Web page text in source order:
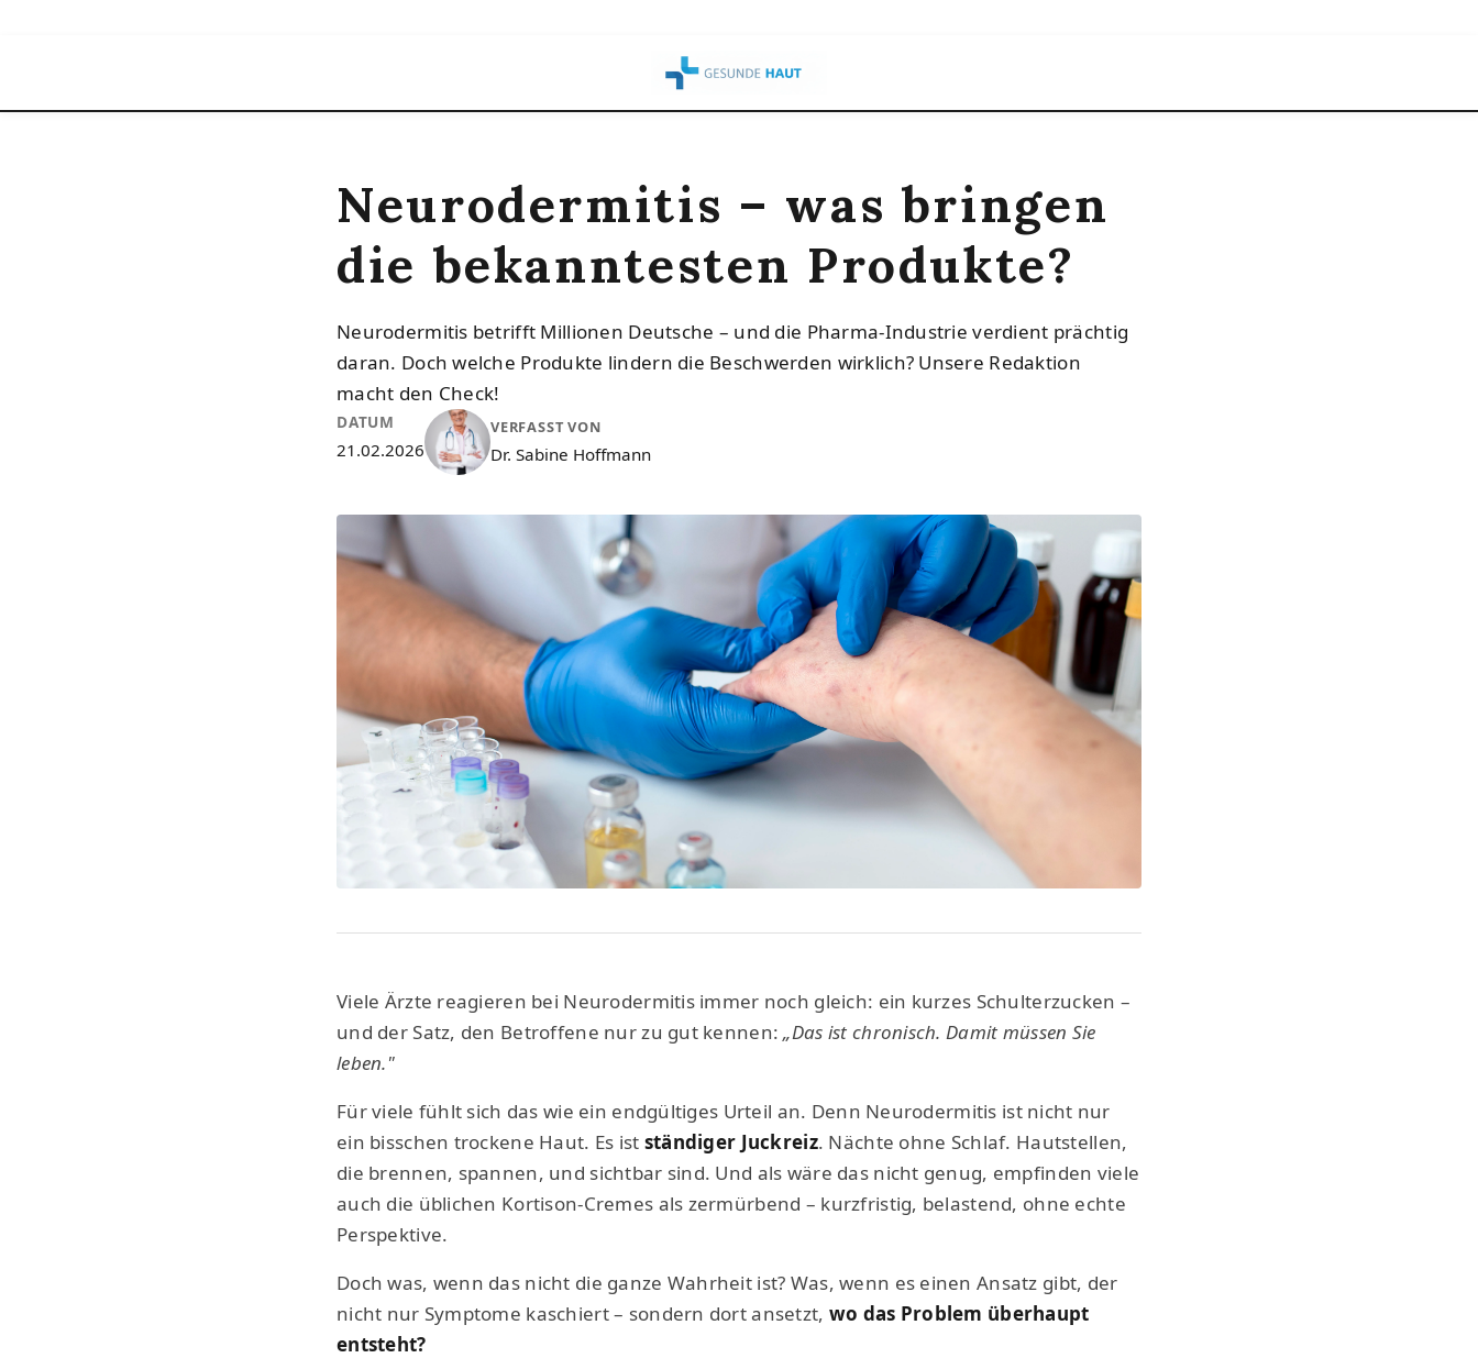
Neurodermitis – was bringen
die bekanntesten Produkte?
Neurodermitis betrifft Millionen Deutsche – und die Pharma-Industrie verdient prächtig
daran. Doch welche Produkte lindern die Beschwerden wirklich? Unsere Redaktion
macht den Check!
DATUM
21.02.2026
VERFASST VON
Dr. Sabine Hoffmann
Viele Ärzte reagieren bei Neurodermitis immer noch gleich: ein kurzes Schulterzucken –
und der Satz, den Betroffene nur zu gut kennen:„Das ist chronisch. Damit müssen Sie
leben."
Für viele fühlt sich das wie ein endgültiges Urteil an. Denn Neurodermitis ist nicht nur
ein bisschen trockene Haut. Es ist ständiger Juckreiz. Nächte ohne Schlaf. Hautstellen,
die brennen, spannen, und sichtbar sind. Und als wäre das nicht genug, empfinden viele
auch die üblichen Kortison-Cremes als zermürbend – kurzfristig, belastend, ohne echte
Perspektive.
Doch was, wenn das nicht die ganze Wahrheit ist? Was, wenn es einen Ansatz gibt, der
nicht nur Symptome kaschiert – sondern dort ansetzt, wo das Problem überhaupt
entsteht?